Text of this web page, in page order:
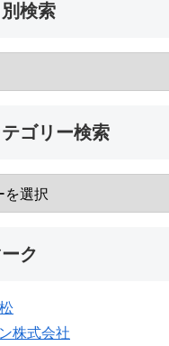
検索
ゴリー検索
ク
株式会社